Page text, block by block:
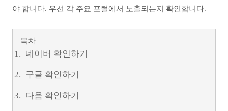
야 합니다. 우선 각 주요 포털에서 노출되는지 확인합니다.
목차
네이버 확인하기
구글 확인하기
다음 확인하기